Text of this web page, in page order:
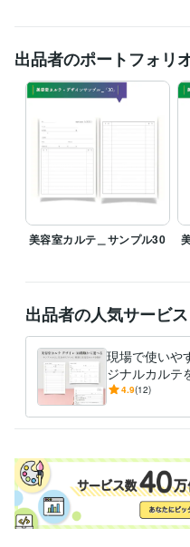
得意分野
ド
デザイン制作 ヘアーサロン会
学歴
1998年3月 ~
出品者のポートフォリ
美容室カルテ＿サンプル30
出品者の人気サービス
現場で使いや
ジナルカルテ
刷対応！ロゴ
能！
4.9(12)